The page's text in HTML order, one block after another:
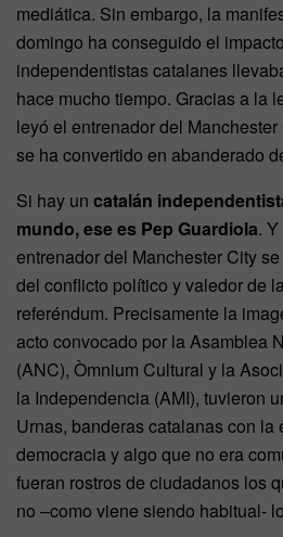
mediática. Sin embargo, la
domingo ha conseguido el
independentistas catalanes
hace mucho tiempo. Gracias a la
leyó el entrenador del
se ha convertido en abanderado
Si hay un catalán
mundo, ese es Pep Guardiola.
entrenador del Manchester City
del conflicto político y valedor de
referéndum. Precisamente la
acto convocado por la Asamblea
(ANC), Òmnium Cultural y la
la Independencia (AMI), tuvieron
Urnas, banderas catalanas con la
democracia y algo que no era
fueran rostros de ciudadanos los
no –como viene siendo habitual-